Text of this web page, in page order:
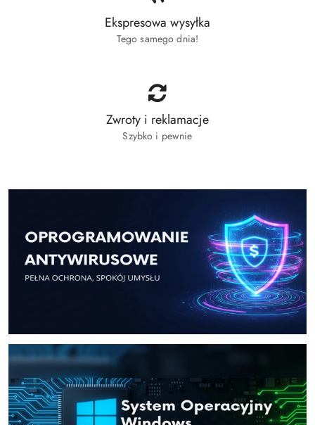
Ekspresowa wysyłka
Tego samego dnia!
Zwroty i reklamacje
Szybko i pewnie